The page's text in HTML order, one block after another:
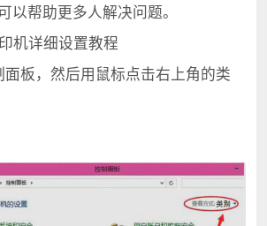
以帮助更多人解决问题。
详细设置教程
板，然后用鼠标点击右上角的类